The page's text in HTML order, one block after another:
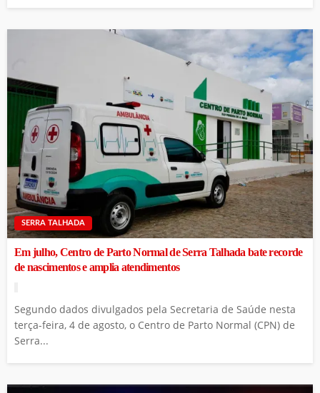
SERRA TALHADA
Em julho, Centro de Parto Normal de Serra Talhada bate recorde
de nascimentos e amplia atendimentos
Segundo dados divulgados pela Secretaria de Saúde nesta
terça-feira, 4 de agosto, o Centro de Parto Normal (CPN) de
Serra...